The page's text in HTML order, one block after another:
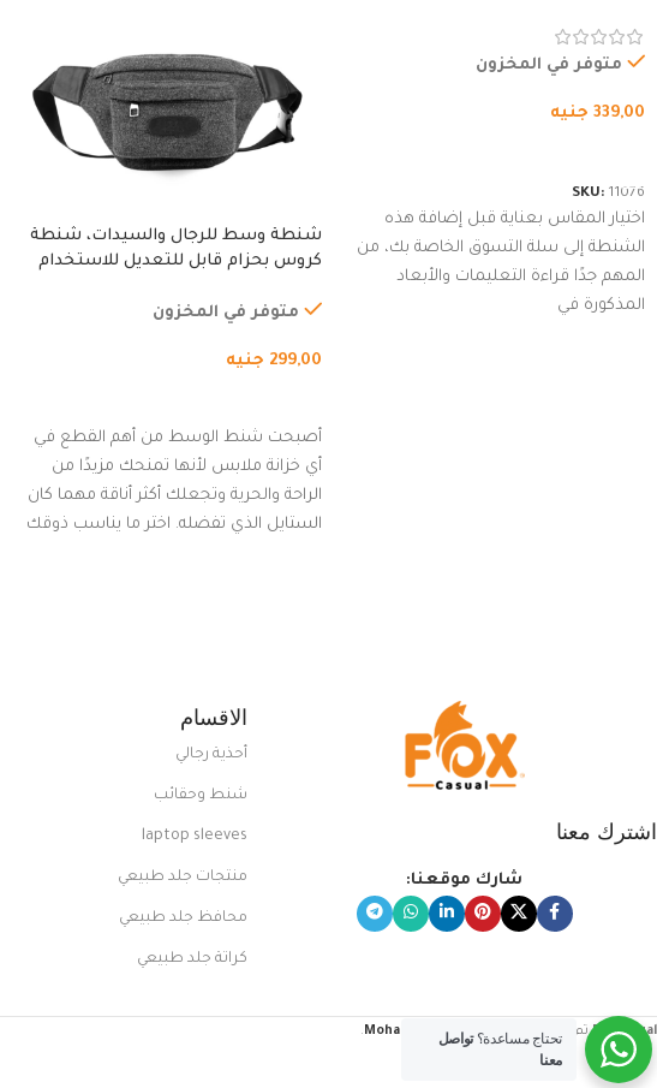
متوفر في المخزون
339,00 جنيه
SKU: 11076
اختيار المقاس بعناية قبل إضافة هذه
الشنطة إلى سلة التسوق الخاصة بك، من
المهم جدًا قراءة التعليمات والأبعاد
المذكورة في
شنطة وسط للرجال والسيدات، شنطة
كروس بحزام قابل للتعديل للاستخدام
المشي لمسافات طويلة، وركوب
متوفر في المخزون
299,00 جنيه
أصبحت شنط الوسط من أهم القطع في
أي خزانة ملابس لأنها تمنحك مزيدًا من
الراحة والحرية وتجعلك أكثر أناقة مهما كان
الستايل الذي تفضله. اختر ما يناسب ذوقك
اشترك معنا
شارك موقعنا:
الاقسام
أحذية رجالي
شنط وحقائب
laptop sleeves
منتجات جلد طبيعي
محافظ جلد طبيعي
كراتة جلد طبيعي
FoxCasualتم إنشاؤه بواسطة Mohamed Sayed
. تحتاج مساعدة؟تواصل
معنا